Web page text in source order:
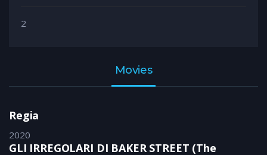
2
Movies
Regia
2020
GLI IRREGOLARI DI BAKER STREET (The